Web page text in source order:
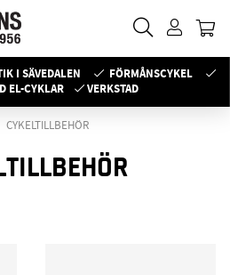
I SÄVEDALEN
FÖRMÅNSCYKEL
EL-CYKLAR
VERKSTAD
CYKELTILLBEHÖR